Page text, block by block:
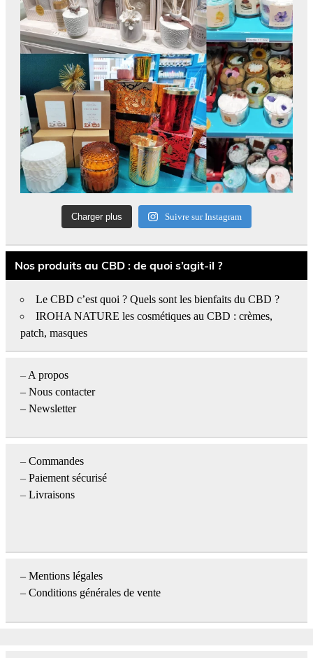
Charger plus Suivre sur Instagram
Nos produits au CBD : de quoi s’agit-il ?
Le CBD c’est quoi ? Quels sont les bienfaits du CBD ?
IROHA NATURE les cosmétiques au CBD : crèmes,
patch, masques
– A propos
– Nous contacter
– Newsletter
– Commandes
– Paiement sécurisé
– Livraisons
– Mentions légales
– Conditions générales de vente